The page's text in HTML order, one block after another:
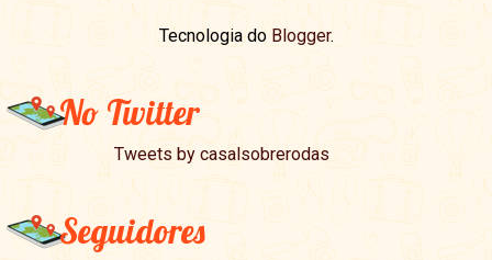
Tecnologia do Blogger.
No Twitter
Tweets by casalsobrerodas
Seguidores